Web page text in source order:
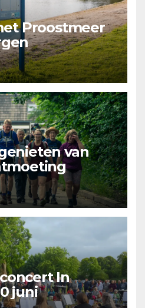
Proostmeer
van
In
juni